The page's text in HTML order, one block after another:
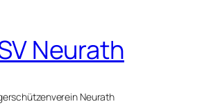
Neurath
Neurath